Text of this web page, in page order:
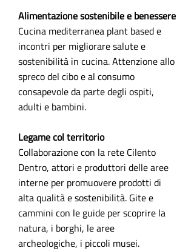
Alimentazione sostenibile e benessere
Cucina mediterranea plant based e
incontri per migliorare salute e
sostenibilità in cucina. Attenzione allo
spreco del cibo e al consumo
consapevole da parte degli ospiti,
adulti e bambini.
Legame col territorio
Collaborazione con la rete Cilento
Dentro, attori e produttori delle aree
interne per promuovere prodotti di
alta qualità e sostenibilità. Gite e
cammini con le guide per scoprire la
natura, i borghi, le aree
archeologiche, i piccoli musei.